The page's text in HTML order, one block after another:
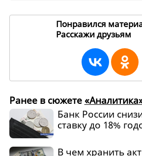
Понравился
Расскажи друзьям
Ранее в сюжете
Банк России
ставку до 18%
В чем хранить